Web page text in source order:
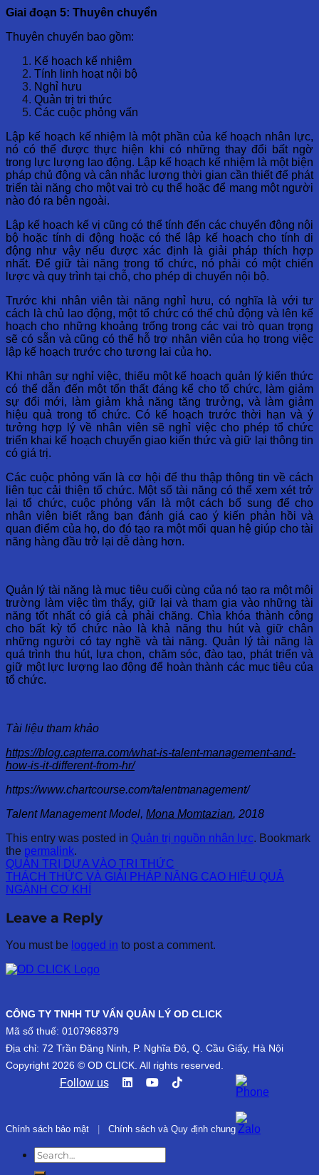
Giai đoạn 5: Thuyên chuyển
Thuyên chuyển bao gồm:
Kế hoạch kế nhiệm
Tính linh hoạt nội bộ
Nghỉ hưu
Quản trị tri ​​thức
Các cuộc phỏng vấn
Lập kế hoạch kế nhiệm là một phần của kế hoạch nhân lực,
nó có thể được thực hiện khi có những thay đổi bất ngờ
trong lực lượng lao động. Lập kế hoạch kế nhiệm là một biện
pháp chủ động và cân nhắc lượng thời gian cần thiết để phát
triển tài năng cho một vai trò cụ thể hoặc để mang một người
nào đó ra bên ngoài.
Lập kế hoạch kế vị cũng có thể tính đến các chuyển động nội
bộ hoặc tính di động hoặc có thể lập kế hoạch cho tính di
động như vậy nếu được xác định là giải pháp thích hợp
nhất. Để giữ tài năng trong tổ chức, nó phải có một chiến
lược và quy trình tại chỗ, cho phép di chuyển nội bộ.
Trước khi nhân viên tài năng nghỉ hưu, có nghĩa là với tư
cách là chủ lao động, một tổ chức có thể chủ động và lên kế
hoạch cho những khoảng trống trong các vai trò quan trọng
sẽ có sẵn và cũng có thể hỗ trợ nhân viên của họ trong việc
lập kế hoạch trước cho tương lai của họ.
Khi nhân sự nghỉ việc, thiếu một kế hoạch quản lý kiến ​​thức
có thể dẫn đến một tổn thất đáng kể cho tổ chức, làm giảm
sự đổi mới, làm giảm khả năng tăng trưởng, và làm giảm
hiệu quả trong tổ chức. Có kế hoạch trước thời hạn và ý
tưởng hợp lý về nhân viên sẽ nghỉ việc cho phép tổ chức
triển khai kế hoạch chuyển giao kiến ​​thức và giữ lại thông tin
có giá trị.
Các cuộc phỏng vấn là cơ hội để thu thập thông tin về cách
liên tục cải thiện tổ chức. Một số tài năng có thể xem xét trở
lại tổ chức, cuộc phỏng vấn là một cách bổ sung để cho
nhân viên biết rằng bạn đánh giá cao ý kiến ​​phản hồi và
quan điểm ​​của họ, do đó tạo ra một mối quan hệ giúp cho tài
năng hàng đầu trở lại dễ dàng hơn.
Quản lý tài năng là mục tiêu cuối cùng của nó tạo ra một môi
trường làm việc tìm thấy, giữ lại và tham gia vào những tài
năng tốt nhất có giá cả phải chăng. Chìa khóa thành công
cho bất kỳ tổ chức nào là khả năng thu hút và giữ chân
những người có tay nghề và tài năng. Quản lý tài năng là
quá trình thu hút, lựa chọn, chăm sóc, đào tạo, phát triển và
giữ một lực lượng lao động để hoàn thành các mục tiêu của
tổ chức.
Tài liệu tham khảo
https://blog.capterra.com/what-is-talent-management-and-
how-is-it-different-from-hr/
https://www.chartcourse.com/talentmanagement/
Talent Management Model, Mona Momtazian, 2018
This entry was posted in Quản trị nguồn nhân lực. Bookmark
the permalink.
QUẢN TRỊ DỰA VÀO TRI THỨC
THÁCH THỨC VÀ GIẢI PHÁP NÂNG CAO HIỆU QUẢ
NGÀNH CƠ KHÍ
Leave a Reply
You must be logged in to post a comment.
CÔNG TY TNHH TƯ VẤN QUẢN LÝ OD CLICK
Mã số thuế: 0107968379
Địa chỉ: 72 Trần Đăng Ninh, P. Nghĩa Đô, Q. Cầu Giấy, Hà Nội
Copyright 2026 © OD CLICK. All rights reserved.
Follow us
Chính sách bảo mật Chính sách và Quy định chung